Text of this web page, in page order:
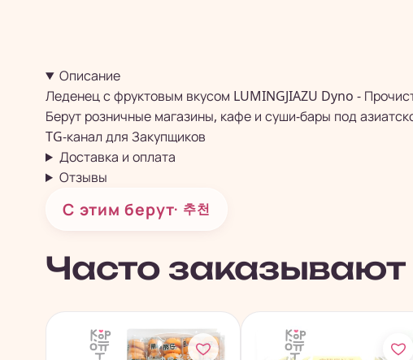
Описание
Леденец с фруктовым вкусом LUMINGJIAZU Dyno -
Берут розничные магазины, кафе и суши-бары под
TG-канал для Закупщиков
Доставка и оплата
Отзывы
С этим берут· 추천
Часто заказывают